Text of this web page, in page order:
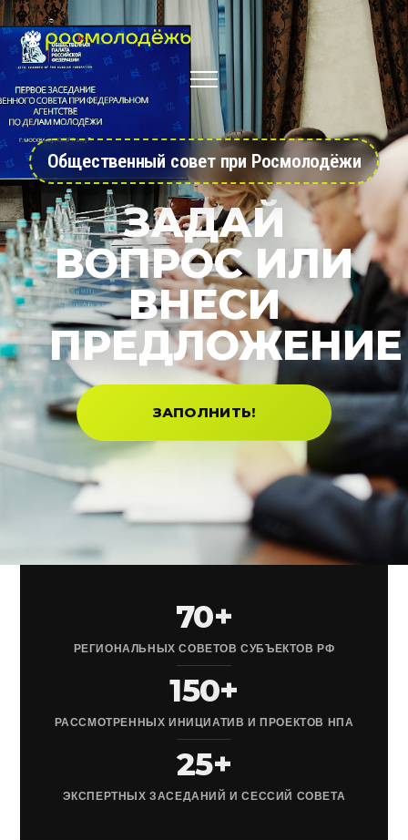
Общественный совет при Росмолодёжи
ЗАДАЙ
ВОПРОС ИЛИ
ВНЕСИ
ПРЕДЛОЖЕНИЕ
ЗАПОЛНИТЬ!
70+
РЕГИОНАЛЬНЫХ СОВЕТОВ СУБЪЕКТОВ РФ
150+
РАССМОТРЕННЫХ ИНИЦИАТИВ И ПРОЕКТОВ НПА
25+
ЭКСПЕРТНЫХ ЗАСЕДАНИЙ И СЕССИЙ СОВЕТА